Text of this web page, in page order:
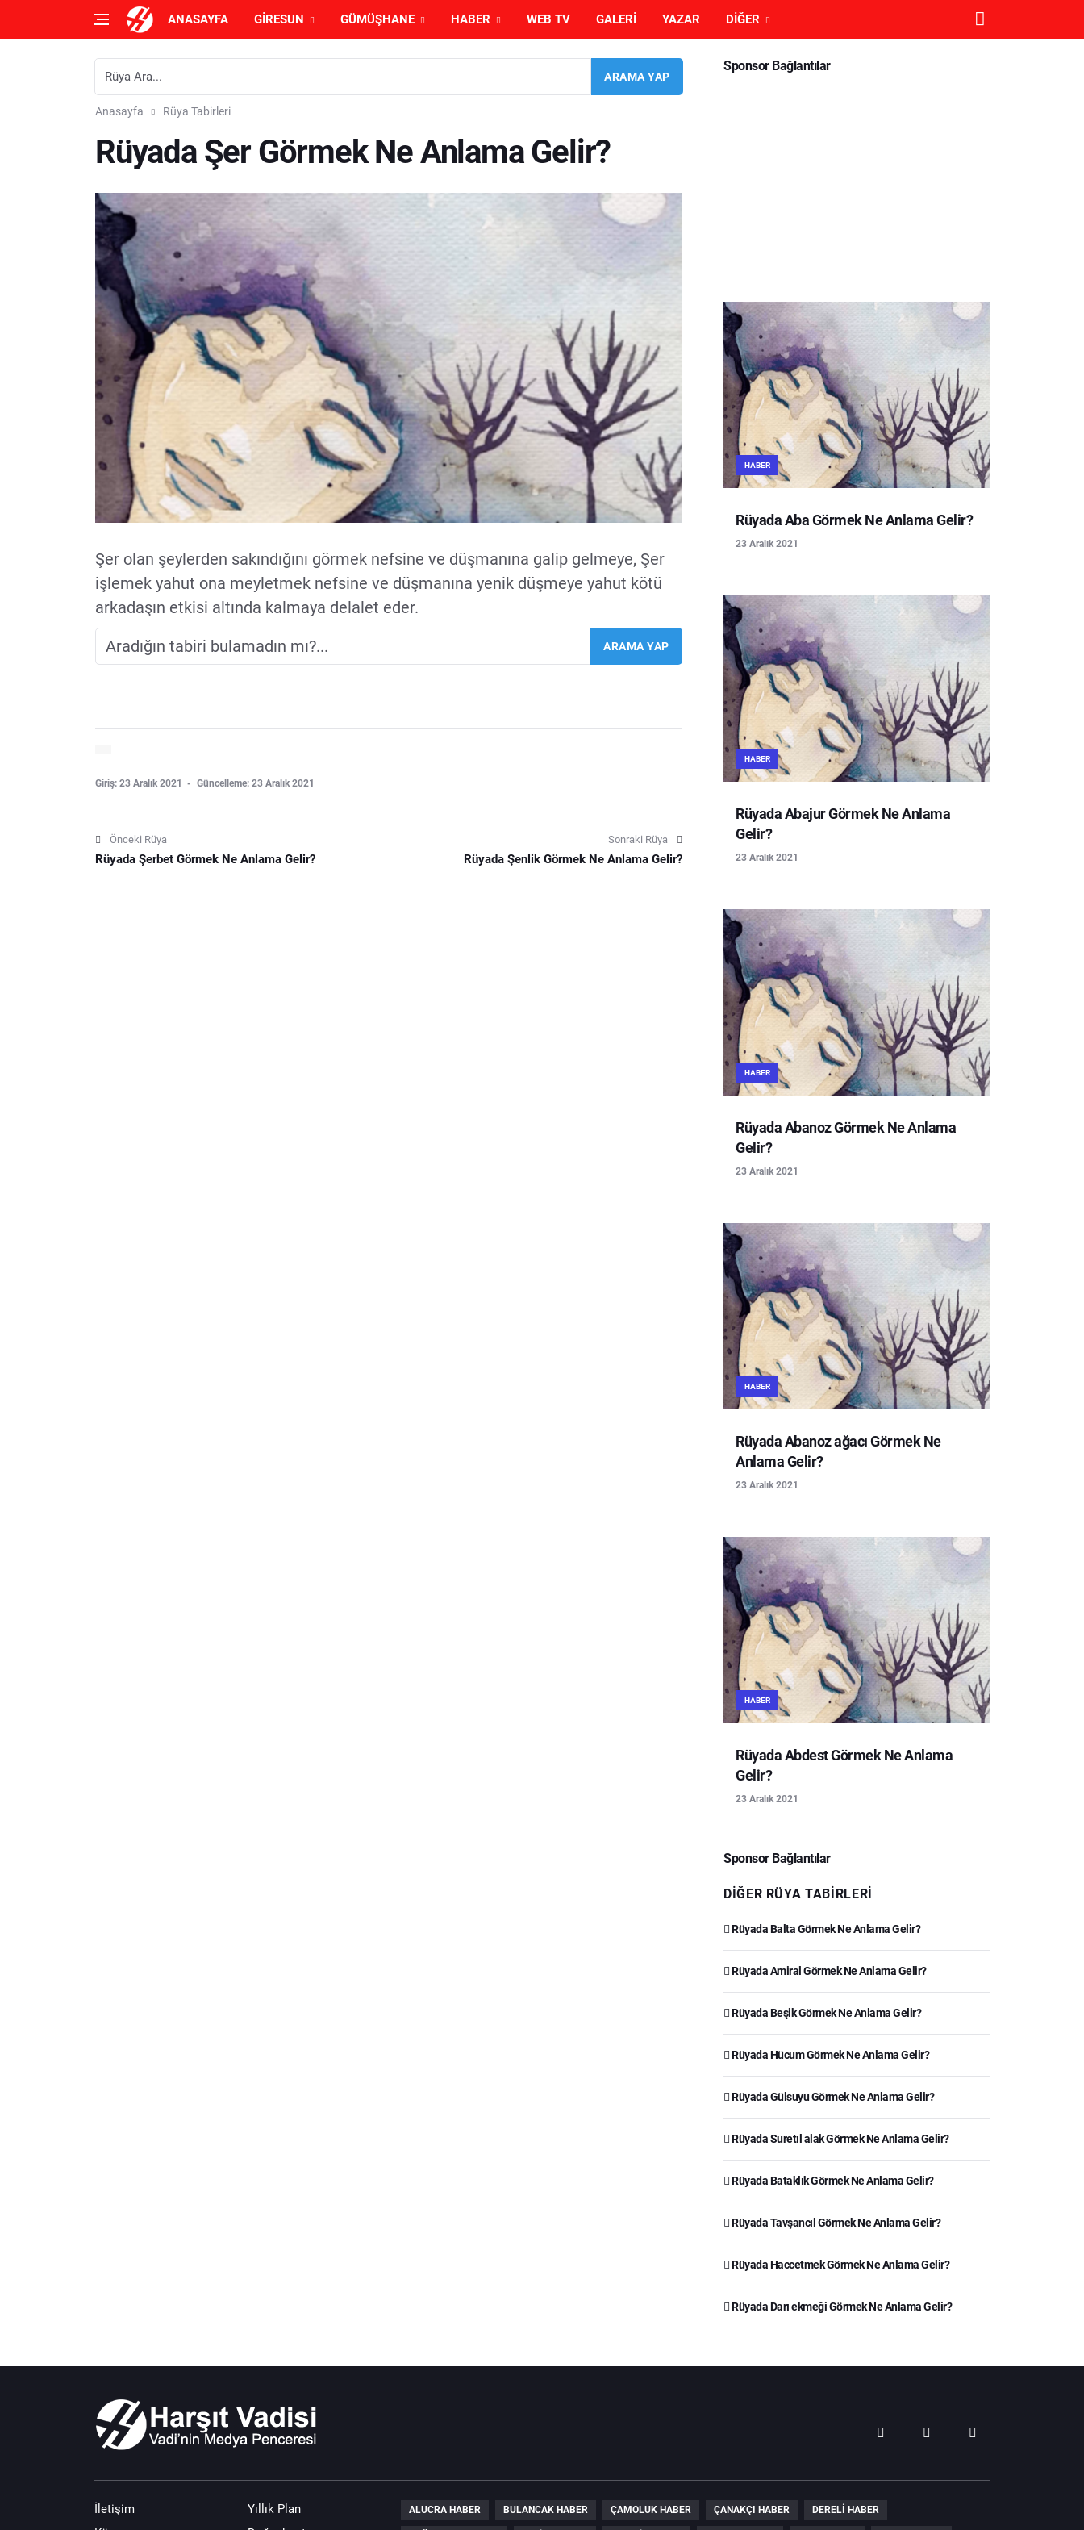
ANASAYFA GIRESUN GÜMÜŞHANE HABER WEB TV GALERI YAZAR DIĞER
Anasayfa Rüya Tabirleri
Rüyada Şer Görmek Ne Anlama Gelir?
Şer olan şeylerden sakındığını görmek nefsine ve düşmanına galip gelmeye, Şer
işlemek yahut ona meyletmek nefsine ve düşmanına yenik düşmeye yahut kötü
arkadaşın etkisi altında kalmaya delalet eder.
Giriş: 23 Aralık 2021 Güncelleme: 23 Aralık 2021
Önceki Rüya
Rüyada Şerbet Görmek Ne Anlama Gelir?
Sonraki Rüya
Rüyada Şenlik Görmek Ne Anlama Gelir?
Sponsor Bağlantılar
HABER
Rüyada Aba Görmek Ne Anlama Gelir?
23 Aralık 2021
HABER
Rüyada Abajur Görmek Ne Anlama
Gelir?
23 Aralık 2021
HABER
Rüyada Abanoz Görmek Ne Anlama
Gelir?
23 Aralık 2021
HABER
Rüyada Abanoz ağacı Görmek Ne
Anlama Gelir?
23 Aralık 2021
HABER
Rüyada Abdest Görmek Ne Anlama
Gelir?
23 Aralık 2021
Sponsor Bağlantılar
DIĞER RÜYA TABIRLERI
Rüyada Balta Görmek Ne Anlama Gelir?
Rüyada Amiral Görmek Ne Anlama Gelir?
Rüyada Beşik Görmek Ne Anlama Gelir?
Rüyada Hücum Görmek Ne Anlama Gelir?
Rüyada Gülsuyu Görmek Ne Anlama Gelir?
Rüyada Suretıl alak Görmek Ne Anlama Gelir?
Rüyada Bataklık Görmek Ne Anlama Gelir?
Rüyada Tavşancıl Görmek Ne Anlama Gelir?
Rüyada Haccetmek Görmek Ne Anlama Gelir?
Rüyada Darı ekmeği Görmek Ne Anlama Gelir?
İletişim
Yıllık Plan
ALUCRA HABER BULANCAK HABER ÇAMOLUK HABER ÇANAKÇI HABER DERELI HABER